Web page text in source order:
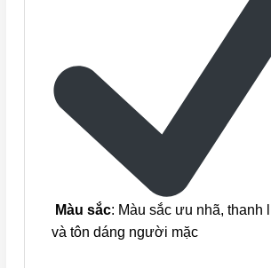
Màu sắc: Màu sắc ưu nhã, thanh
và tôn dáng người mặc